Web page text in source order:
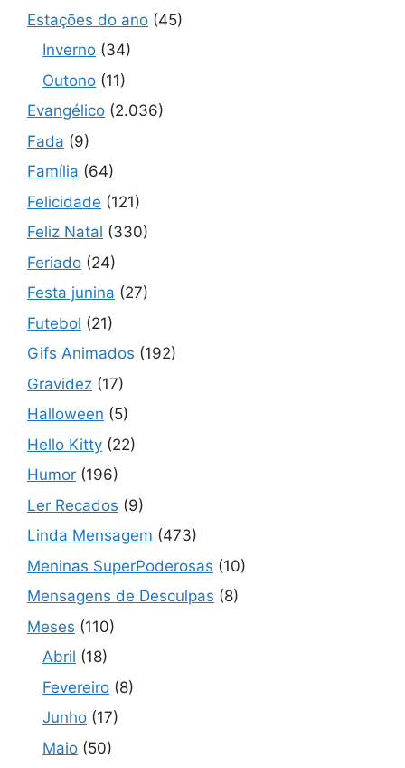
Estações do ano (45)
Inverno (34)
Outono (11)
Evangélico (2.036)
Fada (9)
Família (64)
Felicidade (121)
Feliz Natal (330)
Feriado (24)
Festa junina (27)
Futebol (21)
Gifs Animados (192)
Gravidez (17)
Halloween (5)
Hello Kitty (22)
Humor (196)
Ler Recados (9)
Linda Mensagem (473)
Meninas SuperPoderosas (10)
Mensagens de Desculpas (8)
Meses (110)
Abril (18)
Fevereiro (8)
Junho (17)
Maio (50)